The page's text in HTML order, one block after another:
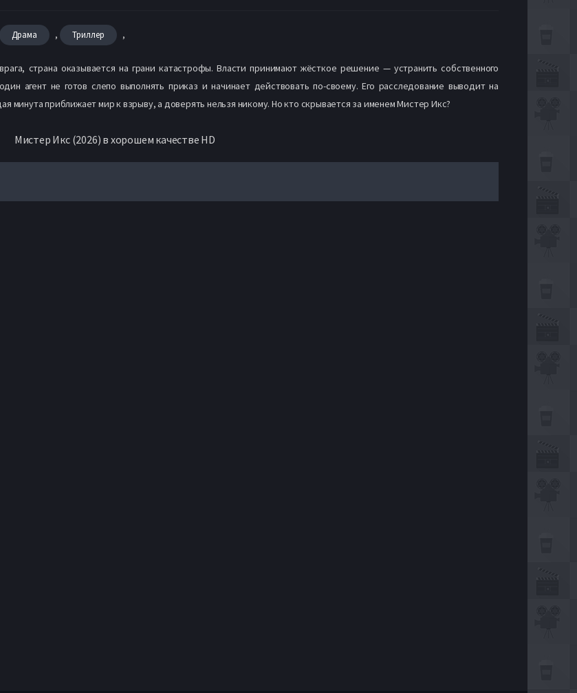
Драма , Триллер ,
страна оказывается на грани катастрофы. Власти принимают жёсткое решение — устранить собственного
агент не готов слепо выполнять приказ и начинает действовать по-своему. Его расследование выводит на
минута приближает мир к взрыву, а доверять нельзя никому. Но кто скрывается за именем Мистер Икс?
Мистер Икс (2026) в хорошем качестве HD